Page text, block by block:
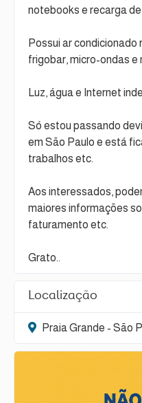
notebooks e recarga
Possui ar condicionado
frigobar, micro-ondas e
Luz, água e Internet
Só estou passando
em São Paulo e está
trabalhos etc.
Aos interessados,
maiores informações
faturamento etc.
Grato..
Localização
Praia Grande - São